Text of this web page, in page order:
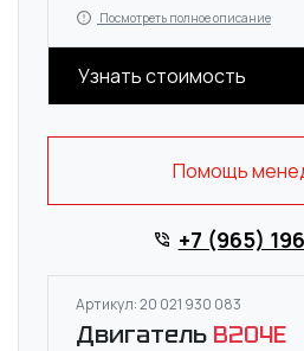
Посмотреть полное описание
Узнать стоимость
Помощь
+7 (965)
Артикул: 20 021 930 083
Двигатель B204E